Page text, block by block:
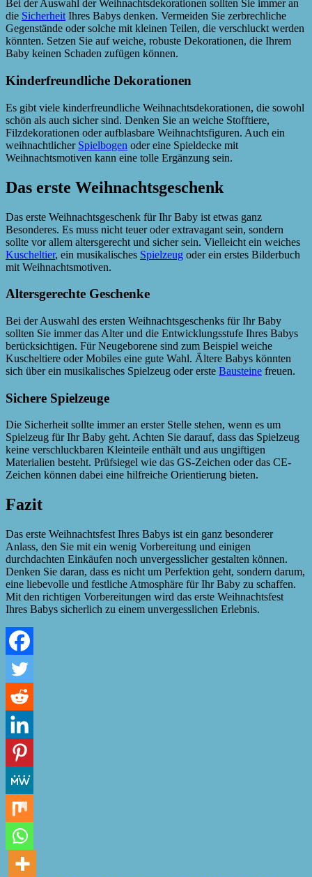
Bei der Auswahl der Weihnachtsdekorationen sollten Sie immer an
die Sicherheit Ihres Babys denken. Vermeiden Sie zerbrechliche
Gegenstände oder solche mit kleinen Teilen, die verschluckt werden
könnten. Setzen Sie auf weiche, robuste Dekorationen, die Ihrem
Baby keinen Schaden zufügen können.
Kinderfreundliche Dekorationen
Es gibt viele kinderfreundliche Weihnachtsdekorationen, die sowohl
schön als auch sicher sind. Denken Sie an weiche Stofftiere,
Filzdekorationen oder aufblasbare Weihnachtsfiguren. Auch ein
weihnachtlicher Spielbogen oder eine Spieldecke mit
Weihnachtsmotiven kann eine tolle Ergänzung sein.
Das erste Weihnachtsgeschenk
Das erste Weihnachtsgeschenk für Ihr Baby ist etwas ganz
Besonderes. Es muss nicht teuer oder extravagant sein, sondern
sollte vor allem altersgerecht und sicher sein. Vielleicht ein weiches
Kuscheltier, ein musikalisches Spielzeug oder ein erstes Bilderbuch
mit Weihnachtsmotiven.
Altersgerechte Geschenke
Bei der Auswahl des ersten Weihnachtsgeschenks für Ihr Baby
sollten Sie immer das Alter und die Entwicklungsstufe Ihres Babys
berücksichtigen. Für Neugeborene sind zum Beispiel weiche
Kuscheltiere oder Mobiles eine gute Wahl. Ältere Babys könnten
sich über ein musikalisches Spielzeug oder erste Bausteine freuen.
Sichere Spielzeuge
Die Sicherheit sollte immer an erster Stelle stehen, wenn es um
Spielzeug für Ihr Baby geht. Achten Sie darauf, dass das Spielzeug
keine verschluckbaren Kleinteile enthält und aus ungiftigen
Materialien besteht. Prüfsiegel wie das GS-Zeichen oder das CE-
Zeichen können dabei eine hilfreiche Orientierung bieten.
Fazit
Das erste Weihnachtsfest Ihres Babys ist ein ganz besonderer
Anlass, den Sie mit ein wenig Vorbereitung und einigen
durchdachten Einkäufen noch unvergesslicher gestalten können.
Denken Sie daran, dass es nicht um Perfektion geht, sondern darum,
eine liebevolle und festliche Atmosphäre für Ihr Baby zu schaffen.
Mit den richtigen Vorbereitungen wird das erste Weihnachtsfest
Ihres Babys sicherlich zu einem unvergesslichen Erlebnis.